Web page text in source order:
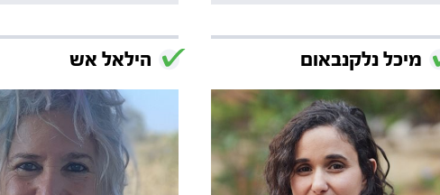
מיכל נלקנבאום הילאל אש